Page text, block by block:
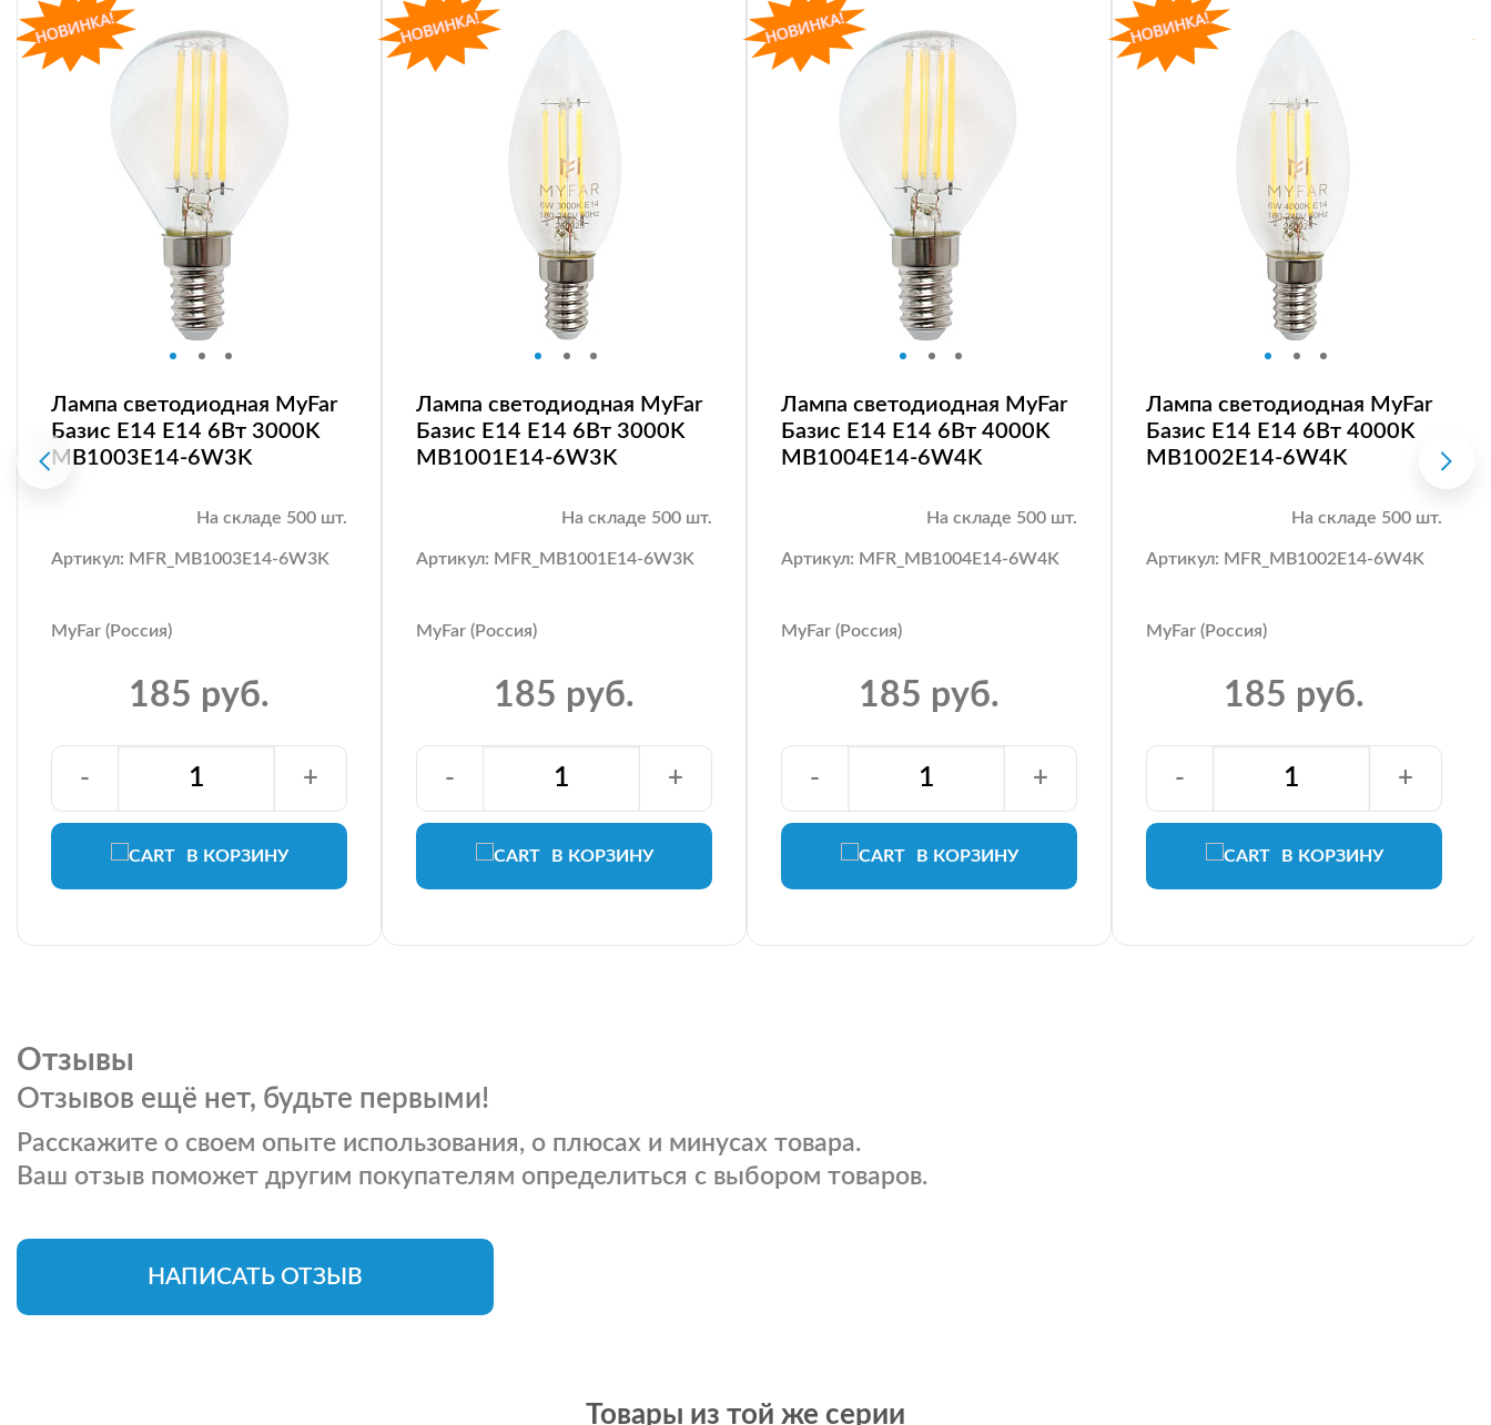
Лампа светодиодная MyFar
Базис E14 E14 6Вт 3000K
MB1003E14-6W3K
На складе 500 шт.
Артикул: MFR_MB1003E14-6W3K
MyFar (Россия)
185 руб.
В КОРЗИНУ
- +
Лампа светодиодная MyFar
Базис E14 E14 6Вт 3000K
MB1001E14-6W3K
На складе 500 шт.
Артикул: MFR_MB1001E14-6W3K
MyFar (Россия)
185 руб.
В КОРЗИНУ
- +
Лампа светодиодная MyFar
Базис E14 E14 6Вт 4000K
MB1004E14-6W4K
На складе 500 шт.
Артикул: MFR_MB1004E14-6W4K
MyFar (Россия)
185 руб.
В КОРЗИНУ
- +
Лампа светодиодная MyFar
Базис E14 E14 6Вт 4000K
MB1002E14-6W4K
На складе 500 шт.
Артикул: MFR_MB1002E14-6W4K
MyFar (Россия)
185 руб.
В КОРЗИНУ
- +
Отзывы
Отзывов ещё нет, будьте первыми!
Расскажите о своем опыте использования, о плюсах и минусах товара.
Ваш отзыв поможет другим покупателям определиться с выбором товаров.
НАПИСАТЬ ОТЗЫВ
Товары из той же серии